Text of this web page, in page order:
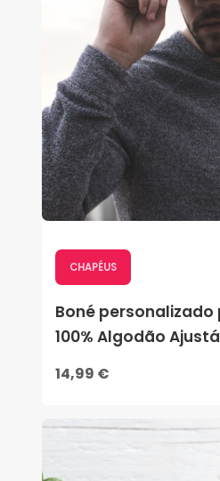
CHAPÉUS
Boné personalizado
100% Algodão
14,99 €